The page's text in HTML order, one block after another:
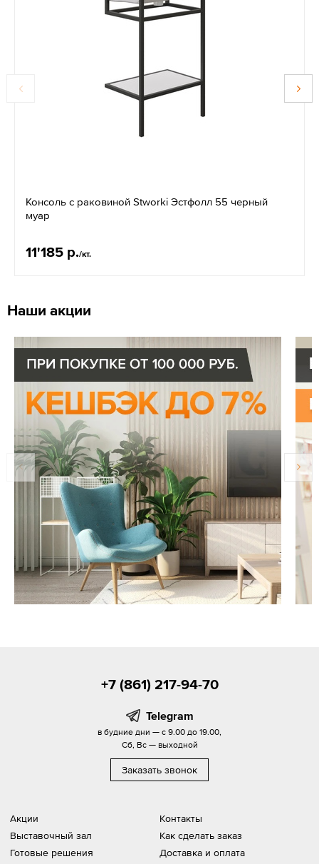
Консоль с раковиной Stworki Эстфолл 55 черный
муар
11'185 р./кт.
Наши акции
Акции
Выставочный зал
Готовые решения
Контакты
Как сделать заказ
Доставка и оплата
+7 (861) 217-94-70
Telegram
в будние дни — с 9.00 до 19.00,
Сб, Вс — выходной
Заказать звонок